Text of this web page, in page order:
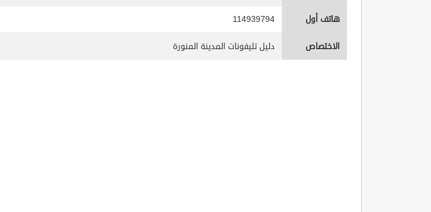
هاتف أول 114939794
الاختصاص دليل تليفونات المدينة المنورة